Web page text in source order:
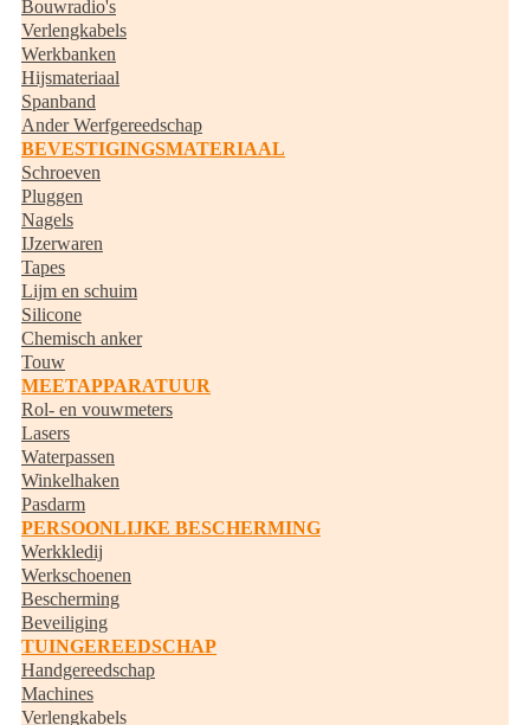
Bouwradio's
Verlengkabels
Werkbanken
Hijsmateriaal
Spanband
Ander Werfgereedschap
BEVESTIGINGSMATERIAAL
Schroeven
Pluggen
Nagels
IJzerwaren
Tapes
Lijm en schuim
Silicone
Chemisch anker
Touw
MEETAPPARATUUR
Rol- en vouwmeters
Lasers
Waterpassen
Winkelhaken
Pasdarm
PERSOONLIJKE BESCHERMING
Werkkledij
Werkschoenen
Bescherming
Beveiliging
TUINGEREEDSCHAP
Handgereedschap
Machines
Verlengkabels